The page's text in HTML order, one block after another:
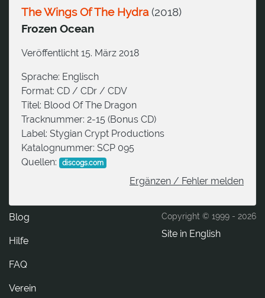
The Wings Of The Hydra(2018)
Frozen Ocean
Veröffentlicht 15. März 2018
Sprache: Englisch
Format: CD / CDr / CDV
Titel: Blood Of The Dragon
Tracknummer: 2-15 (Bonus CD)
Label: Stygian Crypt Productions
Katalognummer: SCP 095
Quellen:
discogs.com
Ergänzen / Fehler melden
Copyright © 1999 - 2026
Site in English
Blog
Hilfe
FAQ
Verein